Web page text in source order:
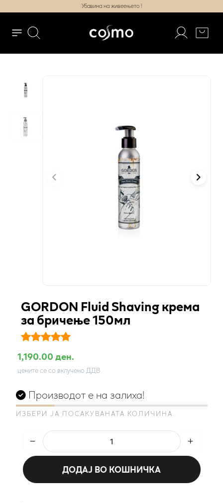
Убавина на живеењето !
GORDON Fluid Shaving крема
за бричење 150мл
1,190.00 ден.
цените се со вклучено ДДВ
Производот е на залиха!
ИЗБЕРИ ЈА ПОСАКУВАНАТА КОЛИЧИНА
ДОДАЈ ВО КОШНИЧКА